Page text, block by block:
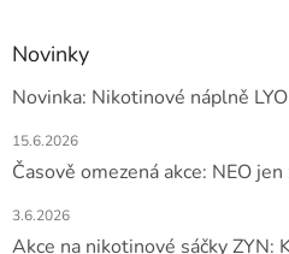
Novinky
Novinka: Nikotinové náplně
15.6.2026
Časově omezená akce: NEO jen
3.6.2026
Akce na nikotinové sáčky ZYN: